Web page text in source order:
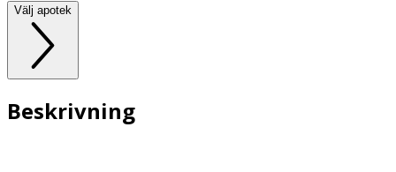
Välj apotek
Beskrivning